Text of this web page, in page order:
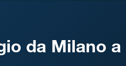
da Milano